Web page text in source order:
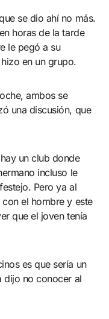
se dio ahí no más.
horas de la tarde
le pegó a su
en un grupo.
ambos se
una discusión, que
un club donde
incluso le
Pero ya al
el hombre y este
que el joven tenía
es que sería un
dijo no conocer al